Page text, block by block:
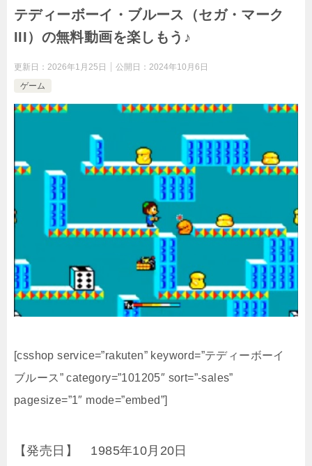
テディーボーイ・ブルース（セガ・マーク
III）の無料動画を楽しもう♪
更新日： 2026年1月25日 公開日： 2024年10月6日
ゲーム
[csshop service=”rakuten” keyword=”テディーボーイ
ブルース” category=”101205″ sort=”-sales”
pagesize=”1″ mode=”embed”]
【発売日】 1985年10月20日